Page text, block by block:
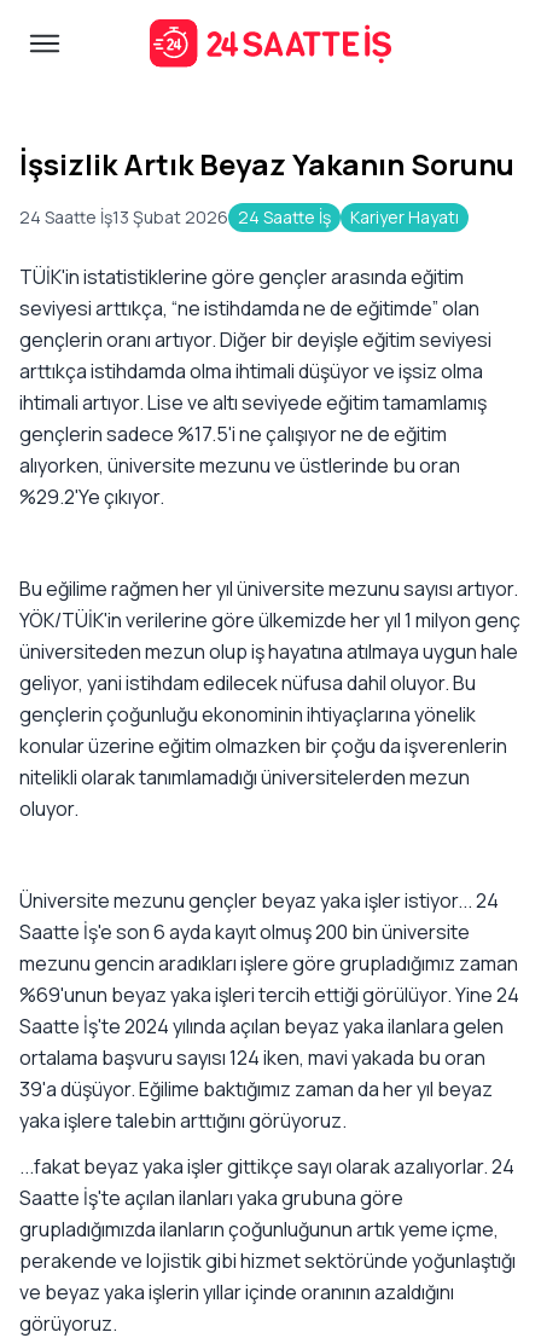
İşsizlik Artık Beyaz Yakanın Sorunu
24 Saatte İş13 Şubat 2026 24 Saatte İş Kariyer Hayatı
TÜİK'in istatistiklerine göre gençler arasında eğitim
seviyesi arttıkça, “ne istihdamda ne de eğitimde” olan
gençlerin oranı artıyor. Diğer bir deyişle eğitim seviyesi
arttıkça istihdamda olma ihtimali düşüyor ve işsiz olma
ihtimali artıyor. Lise ve altı seviyede eğitim tamamlamış
gençlerin sadece %17.5'i ne çalışıyor ne de eğitim
alıyorken, üniversite mezunu ve üstlerinde bu oran
%29.2'Ye çıkıyor.
Bu eğilime rağmen her yıl üniversite mezunu sayısı artıyor.
YÖK/TÜİK'in verilerine göre ülkemizde her yıl 1 milyon genç
üniversiteden mezun olup iş hayatına atılmaya uygun hale
geliyor, yani istihdam edilecek nüfusa dahil oluyor. Bu
gençlerin çoğunluğu ekonominin ihtiyaçlarına yönelik
konular üzerine eğitim olmazken bir çoğu da işverenlerin
nitelikli olarak tanımlamadığı üniversitelerden mezun
oluyor.
Üniversite mezunu gençler beyaz yaka işler istiyor... 24
Saatte İş'e son 6 ayda kayıt olmuş 200 bin üniversite
mezunu gencin aradıkları işlere göre grupladığımız zaman
%69'unun beyaz yaka işleri tercih ettiği görülüyor. Yine 24
Saatte İş'te 2024 yılında açılan beyaz yaka ilanlara gelen
ortalama başvuru sayısı 124 iken, mavi yakada bu oran
39'a düşüyor. Eğilime baktığımız zaman da her yıl beyaz
yaka işlere talebin arttığını görüyoruz.
...fakat beyaz yaka işler gittikçe sayı olarak azalıyorlar. 24
Saatte İş'te açılan ilanları yaka grubuna göre
grupladığımızda ilanların çoğunluğunun artık yeme içme,
perakende ve lojistik gibi hizmet sektöründe yoğunlaştığı
ve beyaz yaka işlerin yıllar içinde oranının azaldığını
görüyoruz.